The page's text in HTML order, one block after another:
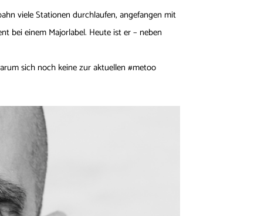
viele Stationen durchlaufen, angefangen mit
bei einem Majorlabel. Heute ist er – neben
sich noch keine zur aktuellen #metoo